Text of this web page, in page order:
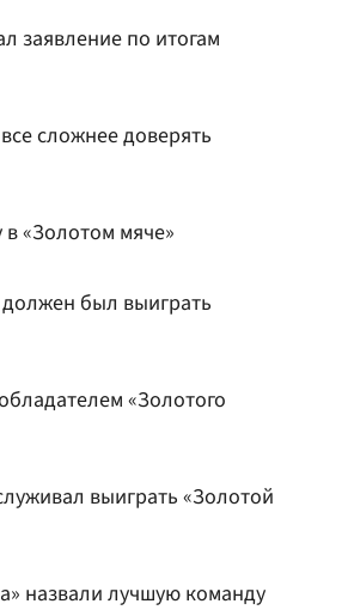
заявление по итогам
сложнее доверять
«Золотом мяче»
был выиграть
«Золотого
выиграть «Золотой
назвали лучшую команду